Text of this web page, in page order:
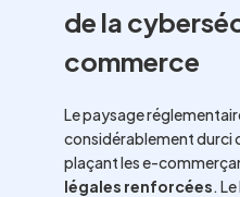
de la
commerce
Le paysage
considérablement durci
plaçant les e-
légales renforcées.